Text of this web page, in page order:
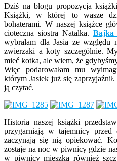
Dziś na blogu propozycja
Książki, w której to wasze
bohaterami. W naszej książce
cioteczna siostra Natalka. Bajka
wybrałam dla Jasia ze
zwierzaki a koty szczególnie.
mieć kotka, ale wiem, że
Więc podarowałam mu
którym Jasiek już się
ją czytać.
Historia naszej książki
przygarniają w tajemnicy przed
zaczynają się nią opiekować.
zostaje na noc w piwnicy gdzie
w piwnicy mieszka również